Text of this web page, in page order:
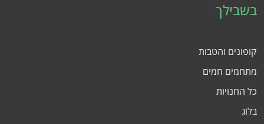
בשבילך
קופונים והטבות
מתחמים חמים
כל החנויות
בלוג